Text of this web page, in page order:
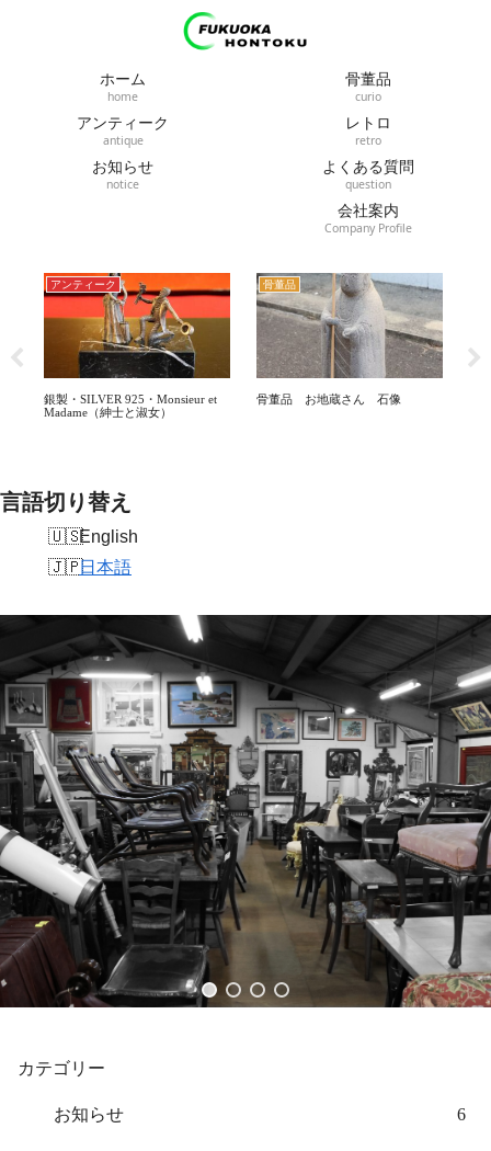
ホーム
home
骨董品
curio
アンティーク
antique
レトロ
retro
お知らせ
notice
よくある質問
question
会社案内
Company Profile
骨董品
骨董品 お地蔵さん 石像
骨董品
福岡骨董品 坂田泥華 煎茶道具 7点
言語切り替え
English
日本語
カテゴリー
お知らせ 6